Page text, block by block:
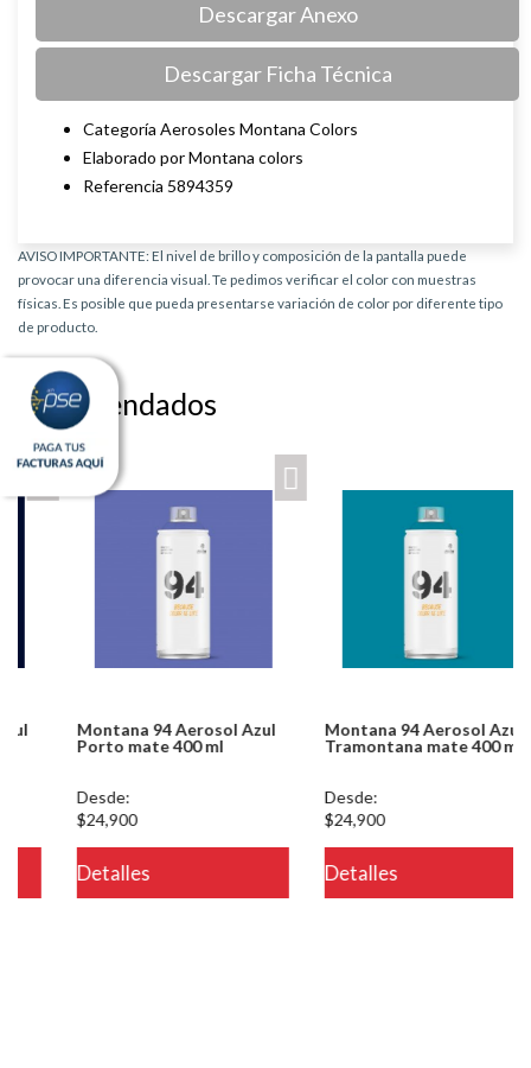
Descargar Anexo
Descargar Ficha Técnica
Categoría Aerosoles Montana Colors
Elaborado por Montana colors
Referencia 5894359
AVISO IMPORTANTE: El nivel de brillo y composición de la pantalla puede
provocar una diferencia visual. Te pedimos verificar el color con muestras
físicas. Es posible que pueda presentarse variación de color por diferente tipo
de producto.
Recomendados
ver.php
Montana 94 Aerosol Azul
Porto mate 400 ml
Desde:
$24,900
Detalles
Montana 94 Aerosol Azul
Tramontana mate 400 ml
Desde:
$24,900
Detalles